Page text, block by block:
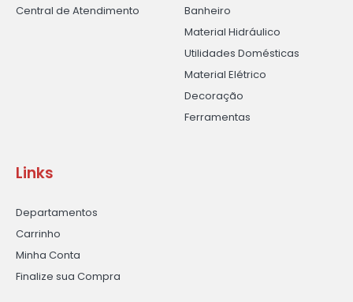
Central de Atendimento
Banheiro
Material Hidráulico
Utilidades Domésticas
Material Elétrico
Decoração
Ferramentas
Links
Departamentos
Carrinho
Minha Conta
Finalize sua Compra